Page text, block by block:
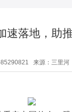
速落地，助
来源：三里河